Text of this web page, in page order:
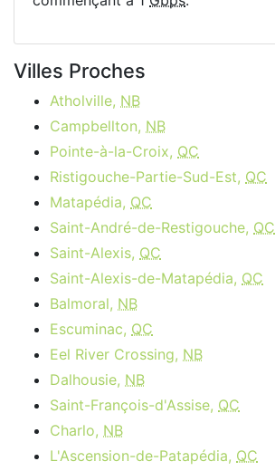
Villes Proches
Atholville, NB
Campbellton, NB
Pointe-à-la-Croix, QC
Ristigouche-Partie-Sud-Est, QC
Matapédia, QC
Saint-André-de-Restigouche, QC
Saint-Alexis, QC
Saint-Alexis-de-Matapédia, QC
Balmoral, NB
Escuminac, QC
Eel River Crossing, NB
Dalhousie, NB
Saint-François-d'Assise, QC
Charlo, NB
L'Ascension-de-Patapédia, QC